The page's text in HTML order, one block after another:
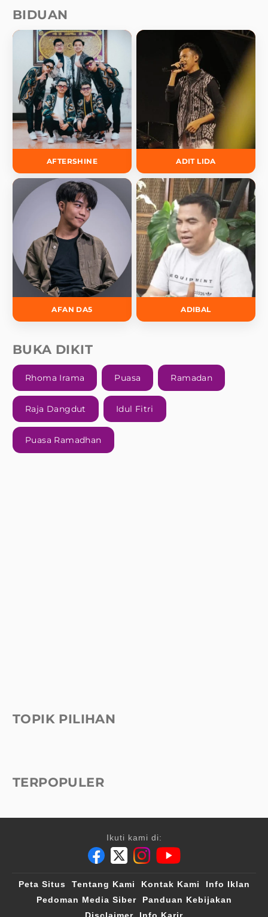
BIDUAN
AFTERSHINE ADIT LIDA
AFAN DA5 ADIBAL
BUKA DIKIT
Rhoma Irama Puasa Ramadan
Raja Dangdut Idul Fitri
Puasa Ramadhan
TOPIK PILIHAN
TERPOPULER
Ikuti kami di:
Peta Situs Tentang Kami Kontak Kami
Info Iklan
Pedoman Media Siber
Panduan Kebijakan